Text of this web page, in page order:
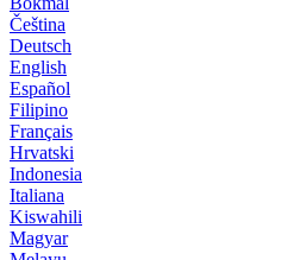
Čeština
Deutsch
English
Español
Filipino
Français
Hrvatski
Indonesia
Italiana
Kiswahili
Magyar